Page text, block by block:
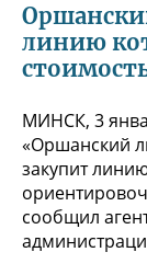
линию
МИНСК, 3
«Оршанский
закупит
сообщил